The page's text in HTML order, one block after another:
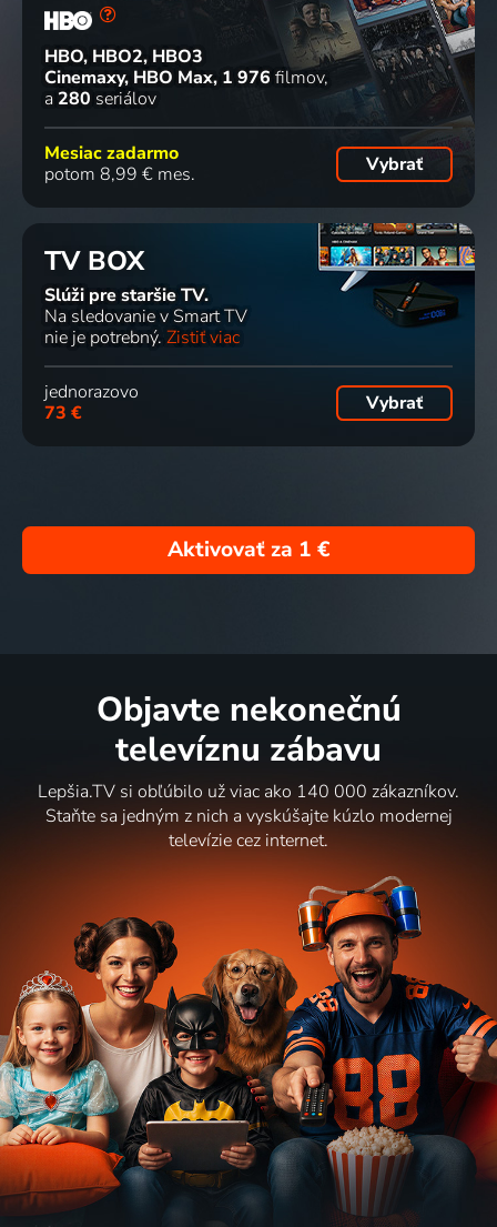
HBO, HBO2, HBO3
Cinemaxy, HBO Max 1 976 filmov
a 280 seriálov
Mesiac zadarmo
potom 8,99 € mes.
Vybrať
TV BOX
Slúži pre staršie TV.
Na sledovanie v Smart TV
nie je potrebný. Zistiť viac
jednorazovo
73 €
Vybrať
Aktivovať za 1 €
Objavte nekonečnú
televíznu zábavu
Lepšia.TV si obľúbilo už viac ako 140 000 zákazníkov.
Staňte sa jedným z nich a vyskúšajte kúzlo modernej
televízie cez internet.